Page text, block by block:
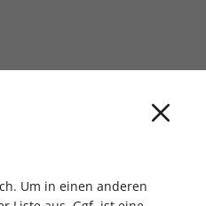
Um in einen anderen